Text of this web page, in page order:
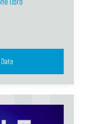
Vedi tutti i Dettagli e le Date